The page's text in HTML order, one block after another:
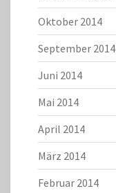
Oktober 2014
September 2014
Juni 2014
Mai 2014
April 2014
März 2014
Februar 2014